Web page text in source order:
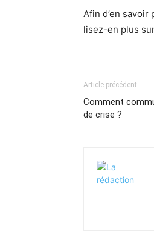
Afin d’en
lisez-en plus
Article précédent
Comment
de crise ?